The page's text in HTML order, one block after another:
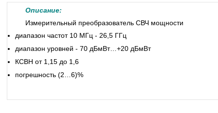
Описание:
Измерительный преобразователь СВЧ мощности
диапазон частот 10 МГц - 26,5 ГГц
диапазон уровней - 70 дБмВт…+20 дБмВт
КСВН от 1,15 до 1,6
погрешность (2…6)%